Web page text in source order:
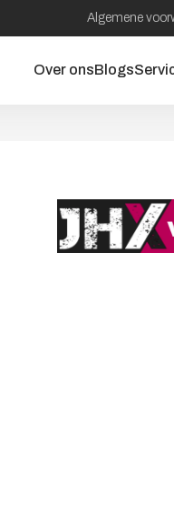
Algemene
Over onsBlogs